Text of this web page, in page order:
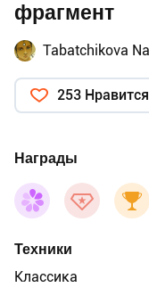
фрагмент
Tabatchikova
253 Нравится
Награды
Техники
Классика